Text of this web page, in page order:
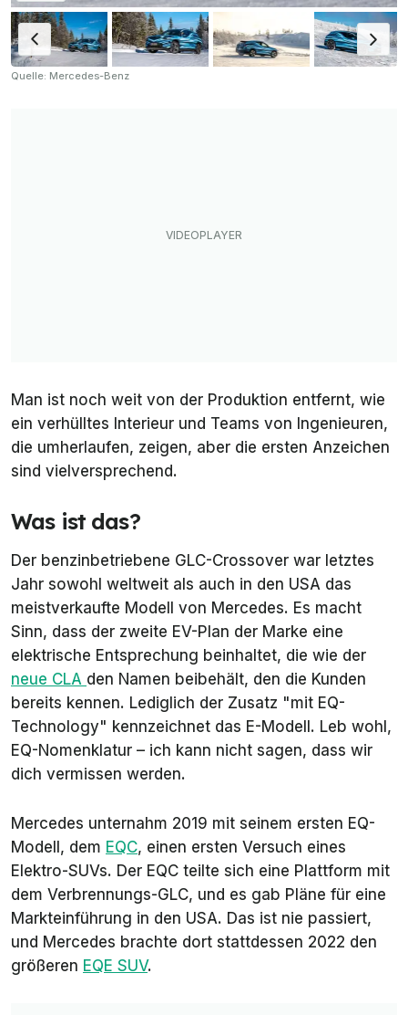
Quelle: Mercedes-Benz
Man ist noch weit von der Produktion entfernt, wie
ein verhülltes Interieur und Teams von Ingenieuren,
die umherlaufen, zeigen, aber die ersten Anzeichen
sind vielversprechend.
Was ist das?
Der benzinbetriebene GLC-Crossover war letztes
Jahr sowohl weltweit als auch in den USA das
meistverkaufte Modell von Mercedes. Es macht
Sinn, dass der zweite EV-Plan der Marke eine
elektrische Entsprechung beinhaltet, die wie der
neue CLA den Namen beibehält, den die Kunden
bereits kennen. Lediglich der Zusatz "mit EQ-
Technology" kennzeichnet das E-Modell. Leb wohl,
EQ-Nomenklatur – ich kann nicht sagen, dass wir
dich vermissen werden.
Mercedes unternahm 2019 mit seinem ersten EQ-
Modell, dem EQC, einen ersten Versuch eines
Elektro-SUVs. Der EQC teilte sich eine Plattform mit
dem Verbrennungs-GLC, und es gab Pläne für eine
Markteinführung in den USA. Das ist nie passiert,
und Mercedes brachte dort stattdessen 2022 den
größeren EQE SUV.